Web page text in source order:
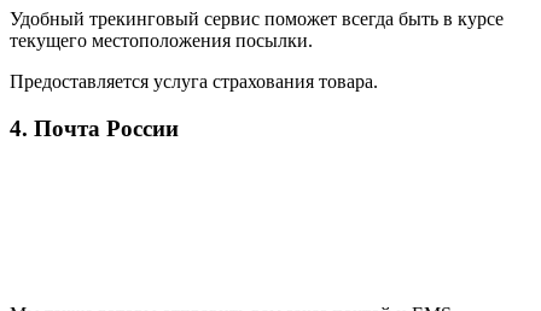
Удобный трекинговый сервис поможет всегда быть в курсе
текущего местоположения посылки.
Предоставляется услуга страхования товара.
4. Почта России